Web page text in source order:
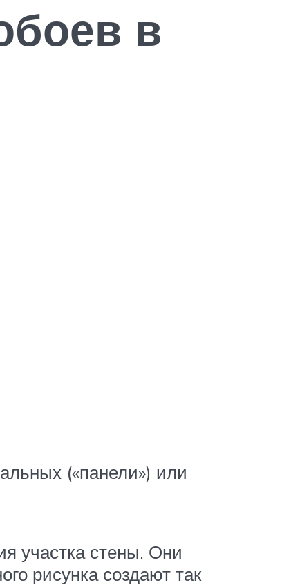
в
(«панели») или
участка стены. Они
рисунка создают так